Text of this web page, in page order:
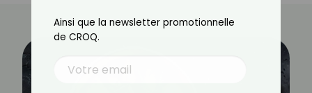
Ainsi que la newsletter promotionnelle
de CROQ.